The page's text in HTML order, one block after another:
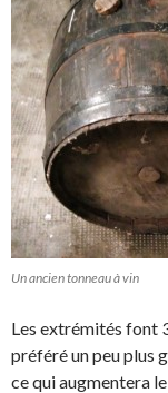
Un ancien tonneau à vin
Les extrémités font
préféré un peu plus
ce qui augmentera